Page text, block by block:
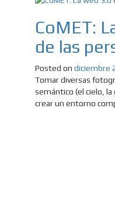
CoMET:
de las
Posted on diciembre
Tomar diversas
semántico (el cielo, la
crear un entorno